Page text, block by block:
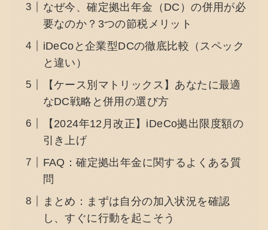
なぜ今、確定拠出年金（DC）の併用が必
要なのか？3つの節税メリット
iDeCoと企業型DCの徹底比較（スペック
と違い）
【ケース別マトリックス】あなたに最適
なDC戦略と併用の選び方
【2024年12月改正】iDeCo拠出限度額の
引き上げ
FAQ：確定拠出年金に関するよくある質
問
まとめ：まずは自分の加入状況を確認
し、すぐに行動を起こそう